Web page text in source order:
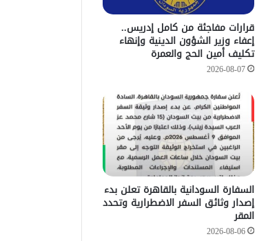
قرارات مفاجئة من كامل إدريس..
إعفاء وزير الشؤون الدينية وإنهاء
تكليف أمين الحج والعمرة
2026-08-07
السفارة السودانية بالقاهرة تعلن بدء
إصدار وثائق السفر الاضطرارية وتحدد
المقر
2026-08-06